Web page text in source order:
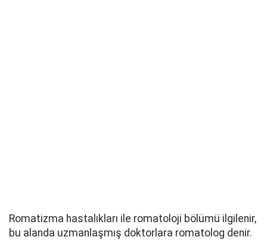
Romatizma hastalıkları ile romatoloji bölümü ilgilenir,
bu alanda uzmanlaşmış doktorlara romatolog denir.